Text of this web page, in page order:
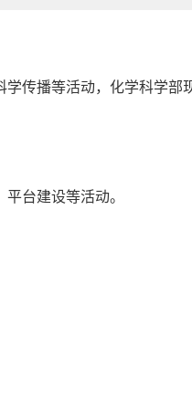
传播等活动，化学科学部
台建设等活动。